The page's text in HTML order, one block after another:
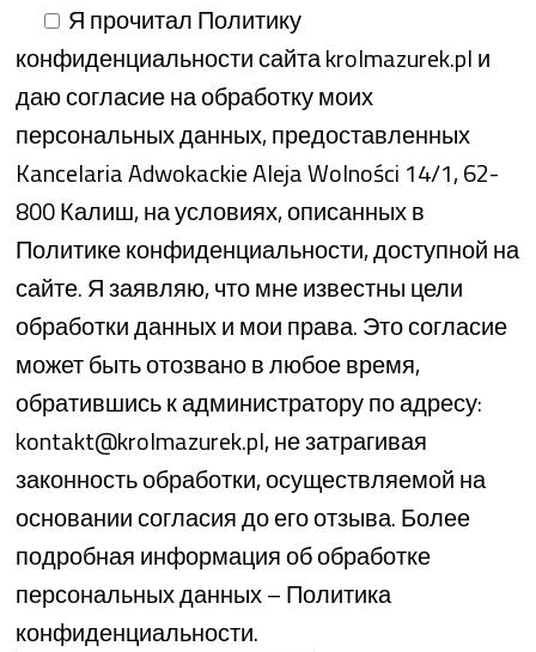
Я прочитал Политику
конфиденциальности сайта krolmazurek.pl и
даю согласие на обработку моих
персональных данных, предоставленных
Kancelaria Adwokackie Aleja Wolności 14/1, 62-
800 Калиш, на условиях, описанных в
Политике конфиденциальности, доступной на
сайте. Я заявляю, что мне известны цели
обработки данных и мои права. Это согласие
может быть отозвано в любое время,
обратившись к администратору по адресу:
kontakt@krolmazurek.pl, не затрагивая
законность обработки, осуществляемой на
основании согласия до его отзыва. Более
подробная информация об обработке
персональных данных – Политика
конфиденциальности.